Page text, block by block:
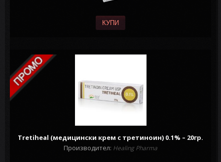
КУПИ
Tretiheal (медицински крем с третиноин) 0.1% – 20гр.
Производител: Healing Pharma